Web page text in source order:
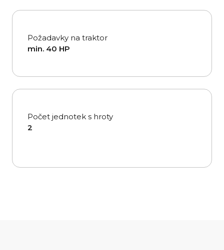
Požadavky na traktor
min. 40 HP
Počet jednotek s hroty
2